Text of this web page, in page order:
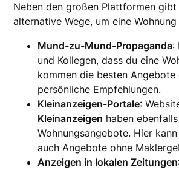
Neben den großen Plattformen gibt
alternative Wege, um eine
Mund-zu-Mund-Propaganda:
und Kollegen, dass du eine
kommen die besten Angebote
persönliche Empfehlungen.
Kleinanzeigen-Portale:
Kleinanzeigen haben
Wohnungsangebote. Hier
auch Angebote ohne
Anzeigen in lokalen Zeitungen